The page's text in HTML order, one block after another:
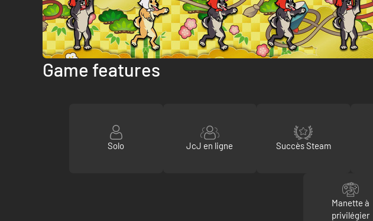
Game features
Solo JcJ en ligne Succès Steam
Manette à
privilégier